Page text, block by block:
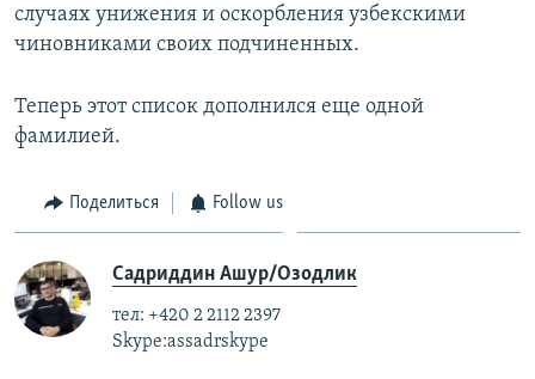
случаях унижения и оскорбления узбекскими
чиновниками своих подчиненных.
Теперь этот список дополнился еще одной
фамилией.
Поделиться Follow us
Садриддин Ашур/Озодлик
тел: +420 2 2112 2397
Skype:assadrskype